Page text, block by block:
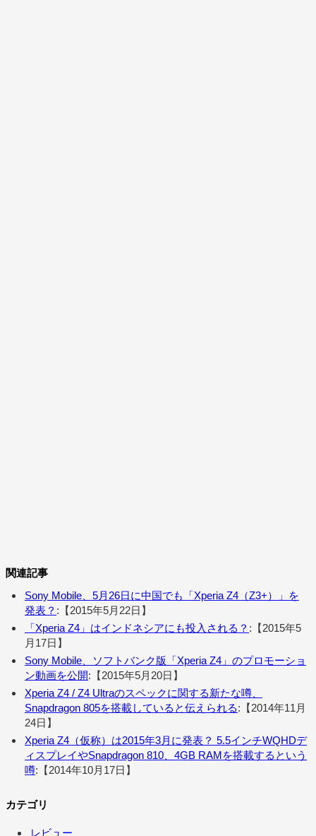
関連記事
Sony Mobile、5月26日に中国でも「Xperia Z4（Z3+）」を
発表？ :【2015年5月22日】
「Xperia Z4」はインドネシアにも投入される？ :【2015年5
月17日】
Sony Mobile、ソフトバンク版「Xperia Z4」のプロモーショ
ン動画を公開:【2015年5月20日】
Xperia Z4 / Z4 Ultraのスペックに関する新たな噂、
Snapdragon 805を搭載していると伝えられる:【2014年11月
24日】
Xperia Z4（仮称）は2015年3月に発表？ 5.5インチWQHDデ
ィスプレイやSnapdragon 810、4GB RAMを搭載するという
噂:【2014年10月17日】
カテゴリ
レビュー